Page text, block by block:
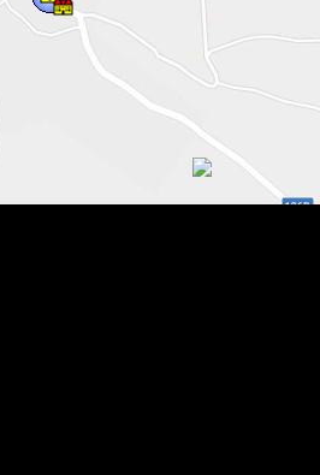
Pauleni , Foto: Csedő Attila